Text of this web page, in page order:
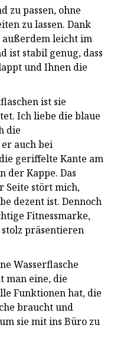
zu passen, ohne
zu lassen. Dank
außerdem leicht im
ist stabil genug, dass
und Ihnen die
ist sie
Ich liebe die blaue
die
auch bei
geriffelte Kante am
der Kappe. Das
Seite stört mich,
dezent ist. Dennoch
Fitnessmarke,
präsentieren
Wasserflasche
man eine, die
Funktionen hat, die
braucht und
sie mit ins Büro zu